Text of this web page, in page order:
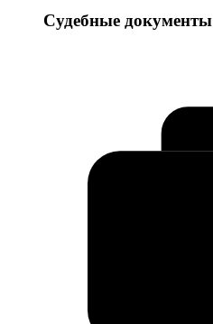
Судебные
Судебные документы